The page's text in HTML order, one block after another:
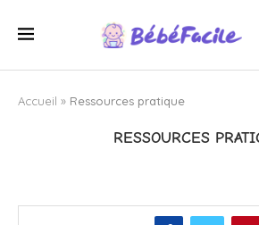
Accueil » Ressources pratique
RESSOURCES